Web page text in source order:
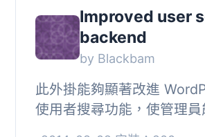
Improved user
backend
by Blackbam
此外掛能夠顯著改進
使用者搜尋功能，使管理員